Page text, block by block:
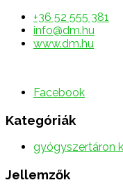
+36 52 555 381
info@dm.hu
www.dm.hu
Facebook
Kategóriák
gyógyszertáron
Jellemzők